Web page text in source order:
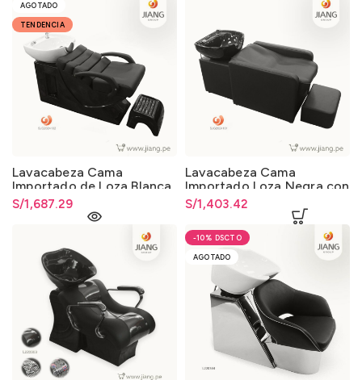
AGOTADO
TENDENCIA
Lavacabeza Cama
Importado de Loza Blanca
con Pisapie de Fibra de
Vidrio
S/1,687.29
Lavacabeza Cama
Importado Loza Negra con
Pisapie Tapizado
S/1,403.42
-10%
AGOTADO